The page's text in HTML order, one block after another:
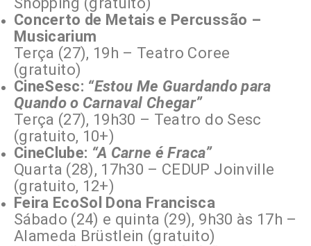
Concerto de Metais e Percussão –
Musicarium
Terça (27), 19h – Teatro Coree
(gratuito)
CineSesc: “Estou Me Guardando para
Quando o Carnaval Chegar”
Terça (27), 19h30 – Teatro do Sesc
(gratuito, 10+)
CineClube: “A Carne é Fraca”
Quarta (28), 17h30 – CEDUP Joinville
(gratuito, 12+)
Feira EcoSol Dona Francisca
Sábado (24) e quinta (29), 9h30 às 17h –
Alameda Brüstlein (gratuito)